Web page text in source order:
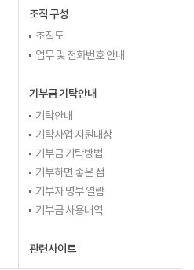
조직 구성
조직도
업무 및 전화번호 안내
기부금 기탁안내
기탁안내
기탁사업 지원대상
기부금 기탁방법
기부하면 좋은 점
기부자 명부 열람
기부금 사용내역
관련사이트